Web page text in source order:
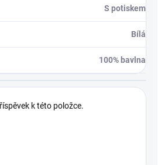
S potiskem
Bílá
100% bavlna
k této položce.